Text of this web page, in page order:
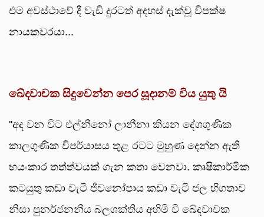
එම අවස්ථාවේ දී වැඩි දුරටත් අදහස් දැක්වූ විපක්ෂ
නායකවරයා...
ඛේදවාචක සිදුවෙන්න පෙර සූදානම් විය යුතු යි
''අද වන විට එල්නීනෝ ලානීනා කියන දේශගුණික
කාලගුණික විපර්යාසය තුළ රටට මුහුණ දෙන්න ඇති
භයංකාර තත්ත්වයක් ගැන කතා වෙනවා. කෘෂිකාර්මික
කටයුතු කඩා වැටී ජීවනෝපාය කඩා වැටි ජල හිගතාව
නිසා පුනර්ජනනීය බලශක්තිය අහිමි වී ඛේදවාචක